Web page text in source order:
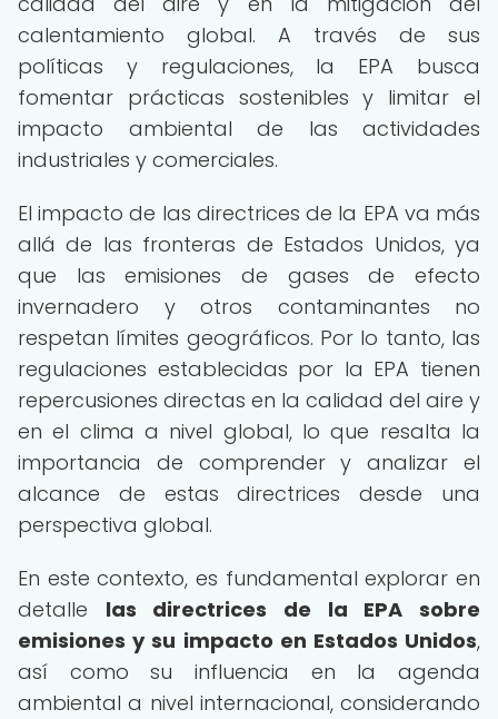
calentamiento global. A través de sus
políticas y regulaciones, la EPA busca
fomentar prácticas sostenibles y limitar el
impacto ambiental de las actividades
industriales y comerciales.
El impacto de las directrices de la EPA va más
allá de las fronteras de Estados Unidos, ya
que las emisiones de gases de efecto
invernadero y otros contaminantes no
respetan límites geográficos. Por lo tanto, las
regulaciones establecidas por la EPA tienen
repercusiones directas en la calidad del aire y
en el clima a nivel global, lo que resalta la
importancia de comprender y analizar el
alcance de estas directrices desde una
perspectiva global.
En este contexto, es fundamental explorar en
detalle las directrices de la EPA sobre
emisiones y su impacto en Estados Unidos,
así como su influencia en la agenda
ambiental a nivel internacional, considerando